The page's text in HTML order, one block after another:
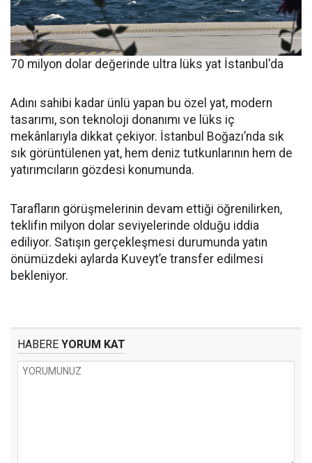
70 milyon dolar değerinde ultra lüks yat İstanbul'da
Adını sahibi kadar ünlü yapan bu özel yat, modern
tasarımı, son teknoloji donanımı ve lüks iç
mekânlarıyla dikkat çekiyor. İstanbul Boğazı’nda sık
sık görüntülenen yat, hem deniz tutkunlarının hem de
yatırımcıların gözdesi konumunda.
Tarafların görüşmelerinin devam ettiği öğrenilirken,
teklifin milyon dolar seviyelerinde olduğu iddia
ediliyor. Satışın gerçekleşmesi durumunda yatın
önümüzdeki aylarda Kuveyt’e transfer edilmesi
bekleniyor.
HABERE YORUM KAT